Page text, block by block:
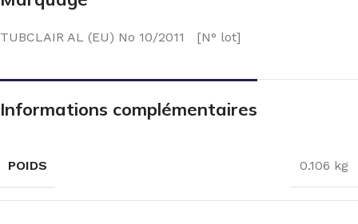
TUBCLAIR AL (EU) No 10/2011 [N° lot]
Informations complémentaires
POIDS 0.106 kg